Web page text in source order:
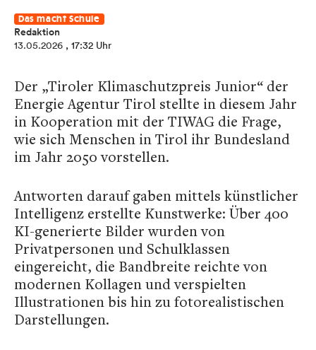
Das macht Schule
Redaktion
13.05.2026 , 17:32 Uhr
Der „Tiroler Klimaschutzpreis Junior“ der
Energie Agentur Tirol stellte in diesem Jahr
in Kooperation mit der TIWAG die Frage,
wie sich Menschen in Tirol ihr Bundesland
im Jahr 2050 vorstellen.
Antworten darauf gaben mittels künstlicher
Intelligenz erstellte Kunstwerke: Über 400
KI-generierte Bilder wurden von
Privatpersonen und Schulklassen
eingereicht, die Bandbreite reichte von
modernen Kollagen und verspielten
Illustrationen bis hin zu fotorealistischen
Darstellungen.